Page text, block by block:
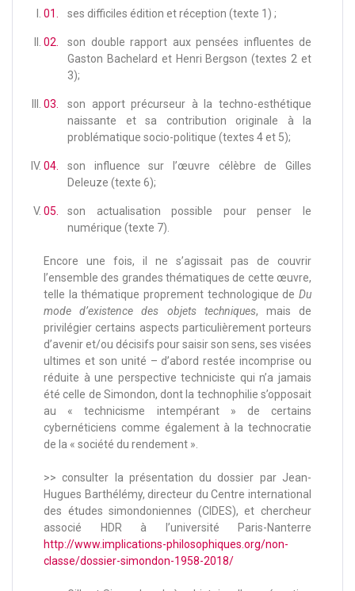
ses difficiles édition et réception (texte 1) ;
son double rapport aux pensées influentes de
Gaston Bachelard et Henri Bergson (textes 2 et
3);
son apport précurseur à la techno-esthétique
naissante et sa contribution originale à la
problématique socio-politique (textes 4 et 5);
son influence sur l’œuvre célèbre de Gilles
Deleuze (texte 6);
son actualisation possible pour penser le
numérique (texte 7).
Encore une fois, il ne s’agissait pas de couvrir
l’ensemble des grandes thématiques de cette œuvre,
telle la thématique proprement technologique de Du
mode d’existence des objets techniques, mais de
privilégier certains aspects particulièrement porteurs
d’avenir et/ou décisifs pour saisir son sens, ses visées
ultimes et son unité – d’abord restée incomprise ou
réduite à une perspective techniciste qui n’a jamais
été celle de Simondon, dont la technophilie s’opposait
au « technicisme intempérant » de certains
cybernéticiens comme également à la technocratie
de la « société du rendement ».
>> consulter la présentation du dossier par Jean-
Hugues Barthélémy, directeur du Centre international
des études simondoniennes (CIDES), et chercheur
associé HDR à l’université Paris-Nanterre
http://www.implications-philosophiques.org/non-
classe/dossier-simondon-1958-2018/